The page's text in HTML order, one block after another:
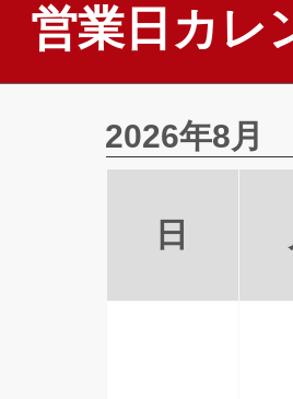
営業日カレ
2026年8月
日